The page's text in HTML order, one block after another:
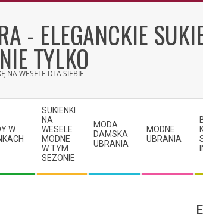
- ELEGANCKIE
TYLKO
NA WESELE DLA SIEBIE
W
SUKIENKI
NA
WESELE
MODNE
W TYM
SEZONIE
MODA
DAMSKA
UBRANIA
MODNE
UBRANIA